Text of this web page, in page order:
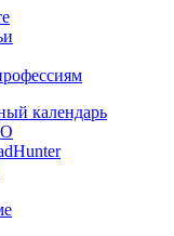
календарь